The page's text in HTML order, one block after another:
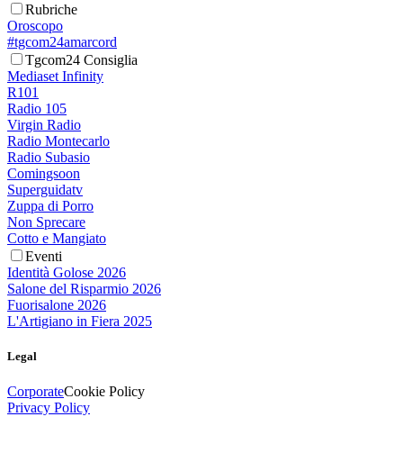
Rubriche
Oroscopo
#tgcom24amarcord
Tgcom24 Consiglia
Mediaset Infinity
R101
Radio 105
Virgin Radio
Radio Montecarlo
Radio Subasio
Comingsoon
Superguidatv
Zuppa di Porro
Non Sprecare
Cotto e Mangiato
Eventi
Identità Golose 2026
Salone del Risparmio 2026
Fuorisalone 2026
L'Artigiano in Fiera 2025
Legal
CorporateCookie Policy
Privacy Policy